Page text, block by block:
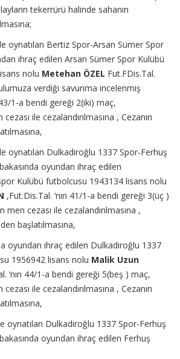
tekerrürü halinde sahanın
oynatılan Bertiz Spor-Arsan Sümer Spor
ihraç edilen Arsan Sümer Spor Kulübü
nolu Metehan ÖZEL Fut.FDis.Tal.
verdiği savunma incelenmiş
1-a bendi gereği 2(iki) maç,
ile cezalandırılmasına , Cezanın
oynatılan Dulkadiroğlu 1337 Spor-Ferhuş
oyundan ihraç edilen
Kulübü futbolcusu 1943134 lisans nolu
,Fut.Dis.Tal. ‘nın 41/1-a bendi gereği 3(üç )
cezası ile cezalandırılmasına ,
başlatılmasına,
oyundan ihraç edilen Dulkadiroğlu 1337
1956942 lisans nolu Malik Uzun
‘nın 44/1-a bendi gereği 5(beş ) maç,
ile cezalandırılmasına , Cezanın
oynatılan Dulkadiroğlu 1337 Spor-Ferhuş
oyundan ihraç edilen Ferhuş